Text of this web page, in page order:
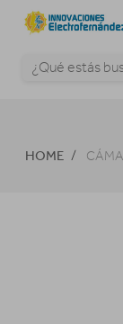
HOME